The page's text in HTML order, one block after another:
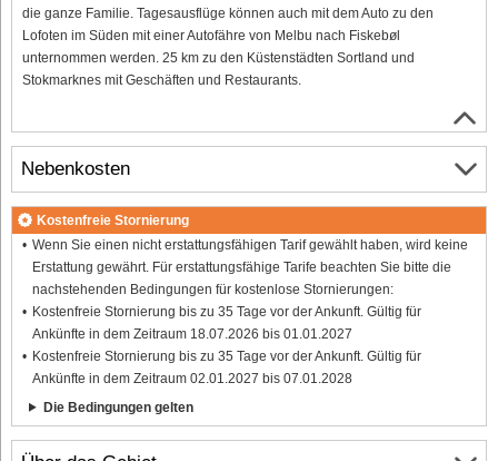
die ganze Familie. Tagesausflüge können auch mit dem Auto zu den
Lofoten im Süden mit einer Autofähre von Melbu nach Fiskebøl
unternommen werden. 25 km zu den Küstenstädten Sortland und
Stokmarknes mit Geschäften und Restaurants.
Nebenkosten
Kostenfreie Stornierung
Wenn Sie einen nicht erstattungsfähigen Tarif gewählt haben, wird keine
Erstattung gewährt. Für erstattungsfähige Tarife beachten Sie bitte die
nachstehenden Bedingungen für kostenlose Stornierungen:
Kostenfreie Stornierung bis zu 35 Tage vor der Ankunft. Gültig für
Ankünfte in dem Zeitraum 18.07.2026 bis 01.01.2027
Kostenfreie Stornierung bis zu 35 Tage vor der Ankunft. Gültig für
Ankünfte in dem Zeitraum 02.01.2027 bis 07.01.2028
Die Bedingungen gelten